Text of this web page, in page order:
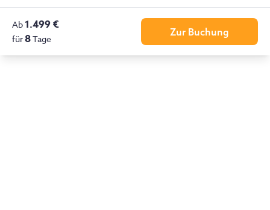
Ab 1.499 €
für8Tage
Zur Buchung